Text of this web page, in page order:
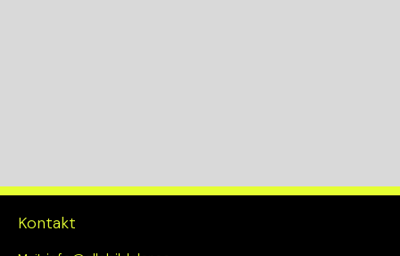
Kontakt